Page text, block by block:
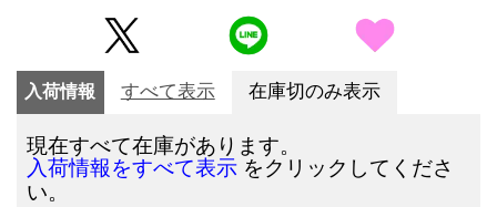
入荷情報 すべて表示 在庫切のみ表示
現在すべて在庫があります。
入荷情報をすべて表示 をクリックしてくださ
い。